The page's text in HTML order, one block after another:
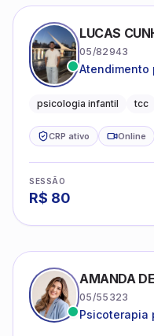
LUCAS
05/82943
Atendimento
promovendo
psicologia infantil tcc
CRP ativo Online
SESSÃO
R$ 80
AMANDA
05/55323
Psicoterapia